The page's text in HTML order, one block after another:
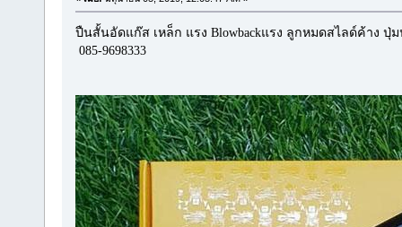
ปืนสั้นอัดแก๊ส เหล็ก แรง Blowbackแรง ลูกหมดสไลด์ค้าง
085-9698333